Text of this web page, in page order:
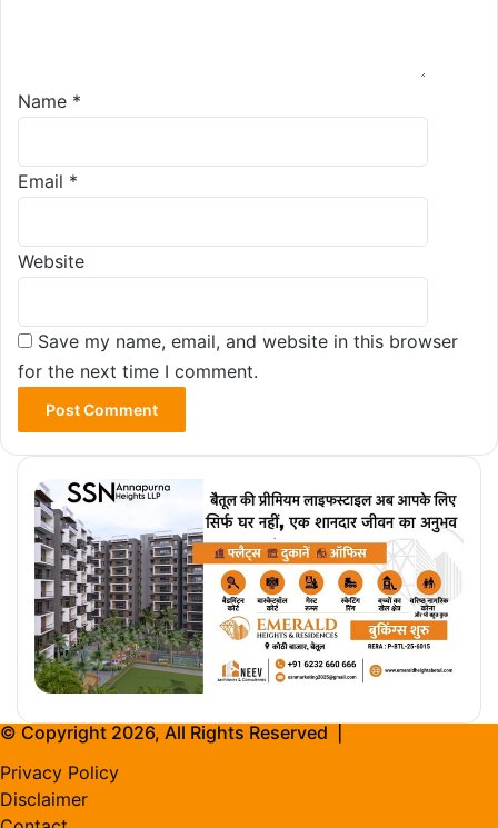
Name *
Email *
Website
Save my name, email, and website in this browser
for the next time I comment.
© Copyright 2026, All Rights Reserved |
Privacy Policy
Disclaimer